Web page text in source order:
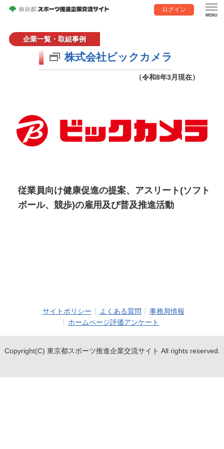
ログイン
企業一覧・取組事例
株式会社ビックカメラ
（令和8年3月現在）
従業員向け健康促進の提案、アスリート(ソフト
ボール、競歩)の雇用及び普及推進活動
サイトポリシー よくある質問
事務局情報
ホームページ評価アンケート
Copyright(C) 東京都スポーツ推進企業交流サイト All rights reserved.